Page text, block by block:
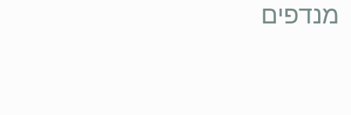
מנדפים